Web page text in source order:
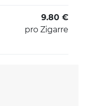
9.80 €
pro Zigarre